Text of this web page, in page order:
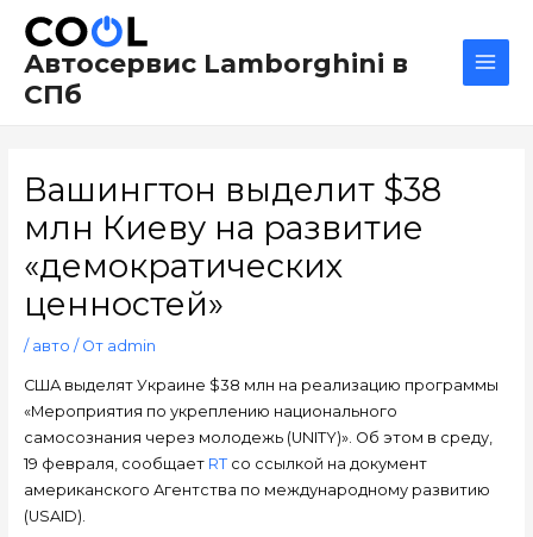
содержимому
Автосервис Lamborghini в
СПб
Вашингтон выделит $38
млн Киеву на развитие
«демократических
ценностей»
/ авто / От admin
США выделят Украине $38 млн на реализацию программы
«Мероприятия по укреплению национального
самосознания через молодежь (UNITY)». Об этом в среду,
19 февраля, сообщает RTсо ссылкой на документ
американского Агентства по международному развитию
(USAID).
по
записям